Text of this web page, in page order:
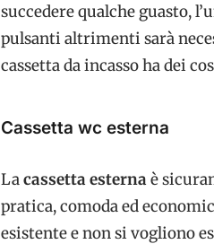
succedere qualche guasto,
pulsanti altrimenti sarà
cassetta da incasso ha dei
Cassetta wc esterna
Lacassetta esternaè
pratica, comoda ed
esistente e non si vogliono